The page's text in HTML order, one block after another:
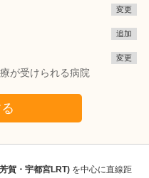
変更
追加
が受けられる病院
変更
賀・宇都宮LRT) を中心に直線距